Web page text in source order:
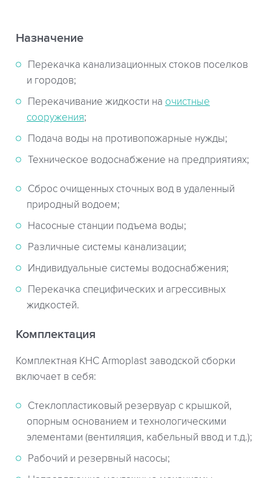
Назначение
Перекачка канализационных стоков поселков
и городов;
Перекачивание жидкости на очистные
сооружения;
Подача воды на противопожарные нужды;
Техническое водоснабжение на предприятиях;
Сброс очищенных сточных вод в удаленный
природный водоем;
Насосные станции подъема воды;
Различные системы канализации;
Индивидуальные системы водоснабжения;
Перекачка специфических и агрессивных
жидкостей.
Комплектация
Комплектная КНС Armoplast заводской сборки
включает в себя:
Стеклопластиковый резервуар с крышкой,
опорным основанием и технологическими
элементами (вентиляция, кабельный ввод и т.д.);
Рабочий и резервный насосы;